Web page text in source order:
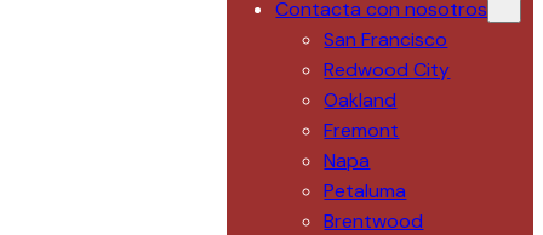
Contacta con nosotros
San Francisco
Redwood City
Oakland
Fremont
Napa
Petaluma
Brentwood